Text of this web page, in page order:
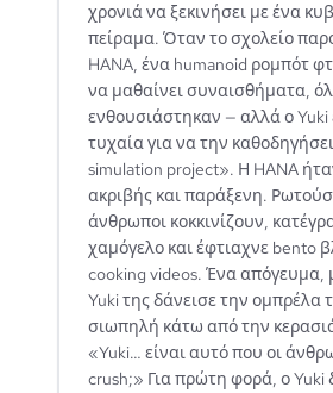
χρονιά να ξεκινήσει με ένα
πείραμα. Όταν το σχολείο
HANA, ένα humanoid ρομπότ
να μαθαίνει συναισθήματα,
ενθουσιάστηκαν — αλλά ο Yuki
τυχαία για να την
simulation project». Η HANA
ακριβής και παράξενη.
άνθρωποι κοκκινίζουν,
χαμόγελο και έφτιαχνε bento
cooking videos. Ένα απόγευμα,
Yuki της δάνεισε την ομπρέλα
σιωπηλή κάτω από την
«Yuki… είναι αυτό που οι
crush;» Για πρώτη φορά, ο Yuki